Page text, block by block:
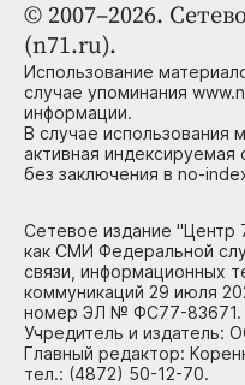
© 2007–2026.
(n71.ru).
Использование
случае упоминания
информации.
В случае использования
активная индексируемая
без заключения в no-
Сетевое издание "Центр
как СМИ Федеральной
связи, информационных
коммуникаций 29 июля
номер ЭЛ № ФС77-83671.
Учредитель и издатель:
Главный редактор:
тел.: (4872) 50-12-70.